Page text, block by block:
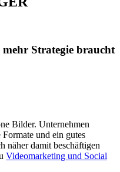
Strategie braucht
Bilder. Unternehmen
und ein gutes
näher damit beschäftigen
Videomarketing und Social